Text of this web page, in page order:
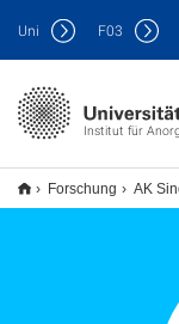
Institut für
Uni F03
Forschung AK